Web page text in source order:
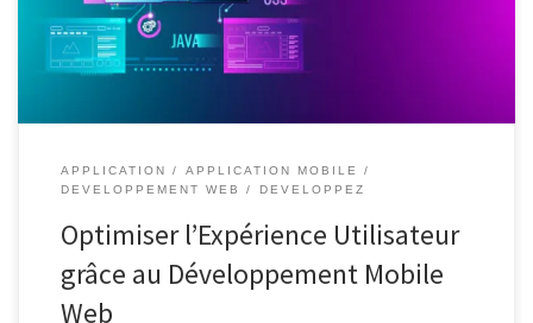
accèdent de plus en plus aux sites web via des appareils mobiles.
[…]
APPLICATION
APPLICATION MOBILE
DEVELOPPEMENT WEB
DEVELOPPEZ
Optimiser l’Expérience Utilisateur
grâce au Développement Mobile
Web